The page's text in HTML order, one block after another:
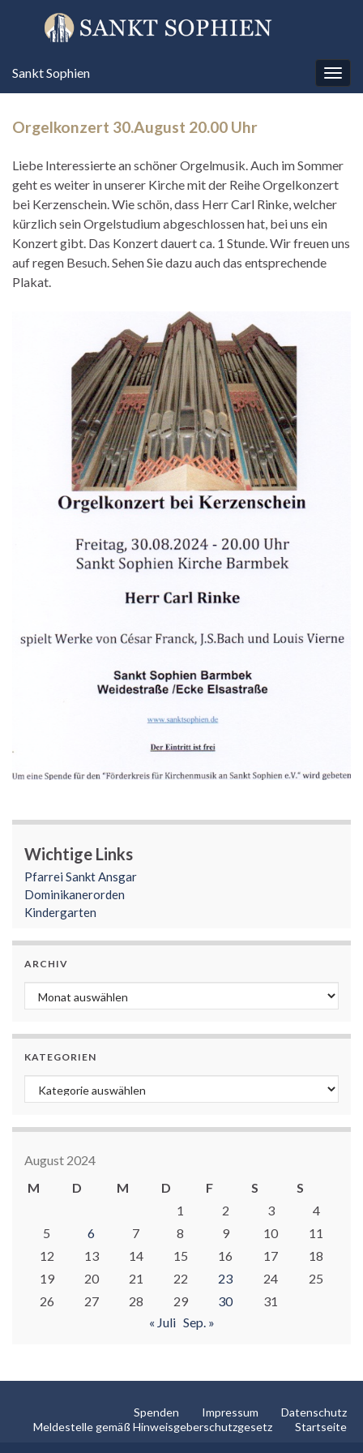
Sankt Sophien
Orgelkonzert 30.August 20.00 Uhr
Liebe Interessierte an schöner Orgelmusik. Auch im Sommer
geht es weiter in unserer Kirche mit der Reihe Orgelkonzert
bei Kerzenschein. Wie schön, dass Herr Carl Rinke, welcher
kürzlich sein Orgelstudium abgeschlossen hat, bei uns ein
Konzert gibt. Das Konzert dauert ca. 1 Stunde. Wir freuen uns
auf regen Besuch. Sehen Sie dazu auch das entsprechende
Plakat.
Wichtige Links
Pfarrei Sankt Ansgar
Dominikanerorden
Kindergarten
ARCHIV
Archiv
KATEGORIEN
Kategorien
August 2024
M
D M D F S
S
1
2 3
4
5
6 7 8 9 10
11
12
13 14 15 16 17
18
19
20 21 22 23 24
25
26
27 28 29 30
31
« Juli Sep. »
Spenden Impressum
Datenschutz
Meldestelle gemäß Hinweisgeberschutzgesetz
Startseite